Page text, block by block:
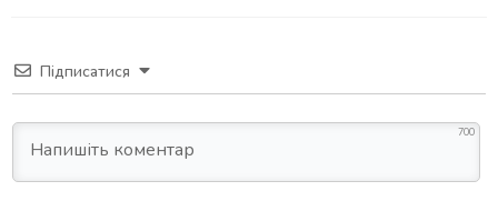
Підписатися
700